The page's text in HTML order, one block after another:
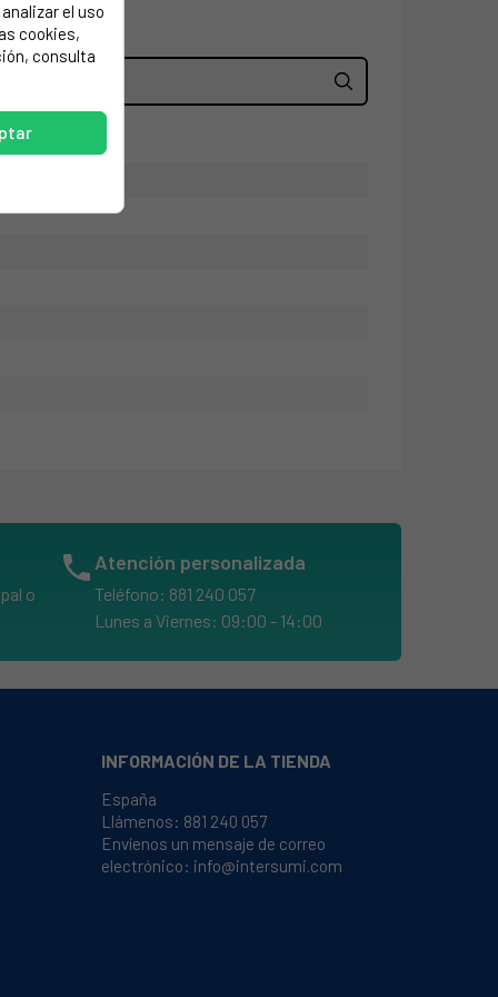
o
phone Atención personalizada
Teléfono: 881 240 057
Lunes a Viernes: 09:00 - 14:00
INFORMACIÓN DE LA TIENDA
España
Llámenos: 881 240 057
Envíenos un mensaje de correo
electrónico: info@intersumi.com
el uso
cookies,
consulta